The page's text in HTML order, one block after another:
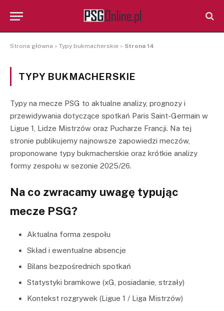
Strona główna » Typy bukmacherskie » Strona 14
TYPY BUKMACHERSKIE
Typy na mecze PSG to aktualne analizy, prognozy i
przewidywania dotyczące spotkań Paris Saint-Germain w
Ligue 1, Lidze Mistrzów oraz Pucharze Francji. Na tej
stronie publikujemy najnowsze zapowiedzi meczów,
proponowane typy bukmacherskie oraz krótkie analizy
formy zespołu w sezonie 2025/26.
Na co zwracamy uwagę typując
mecze PSG?
Aktualna forma zespołu
Skład i ewentualne absencje
Bilans bezpośrednich spotkań
Statystyki bramkowe (xG, posiadanie, strzały)
Kontekst rozgrywek (Ligue 1 / Liga Mistrzów)